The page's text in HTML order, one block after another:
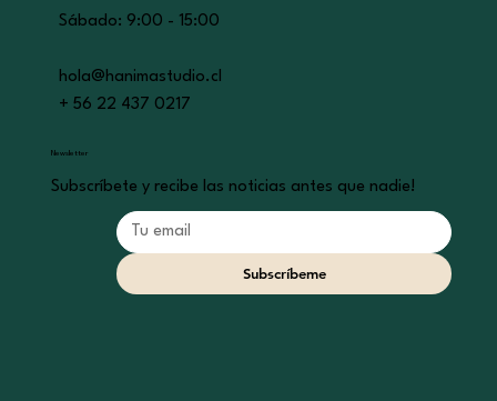
​​Sábado: 9:00 - 15:00
hola@hanimastudio.cl
+ 56 22 437 0217
Newsletter
Subscríbete y recibe las noticias antes que nadie!
Subscríbeme